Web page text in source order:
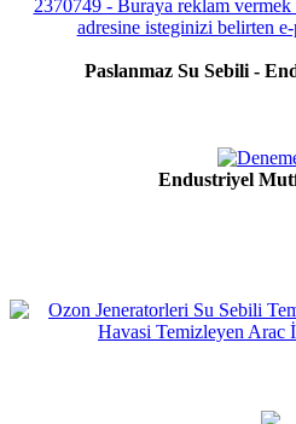
Paslanmaz Su Sebili -
Endustriyel